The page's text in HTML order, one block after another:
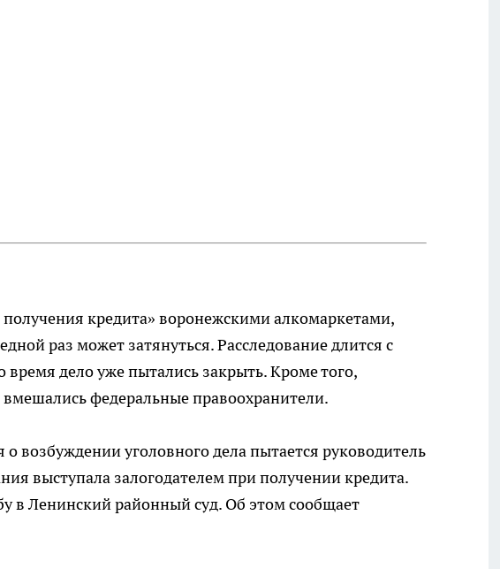
получения кредита» воронежскими алкомаркетами,
раз может затянуться. Расследование длится с
время дело уже пытались закрыть. Кроме того,
вмешались федеральные правоохранители.
возбуждении уголовного дела пытается руководитель
выступала залогодателем при получении кредита.
в Ленинский районный суд. Об этом сообщает